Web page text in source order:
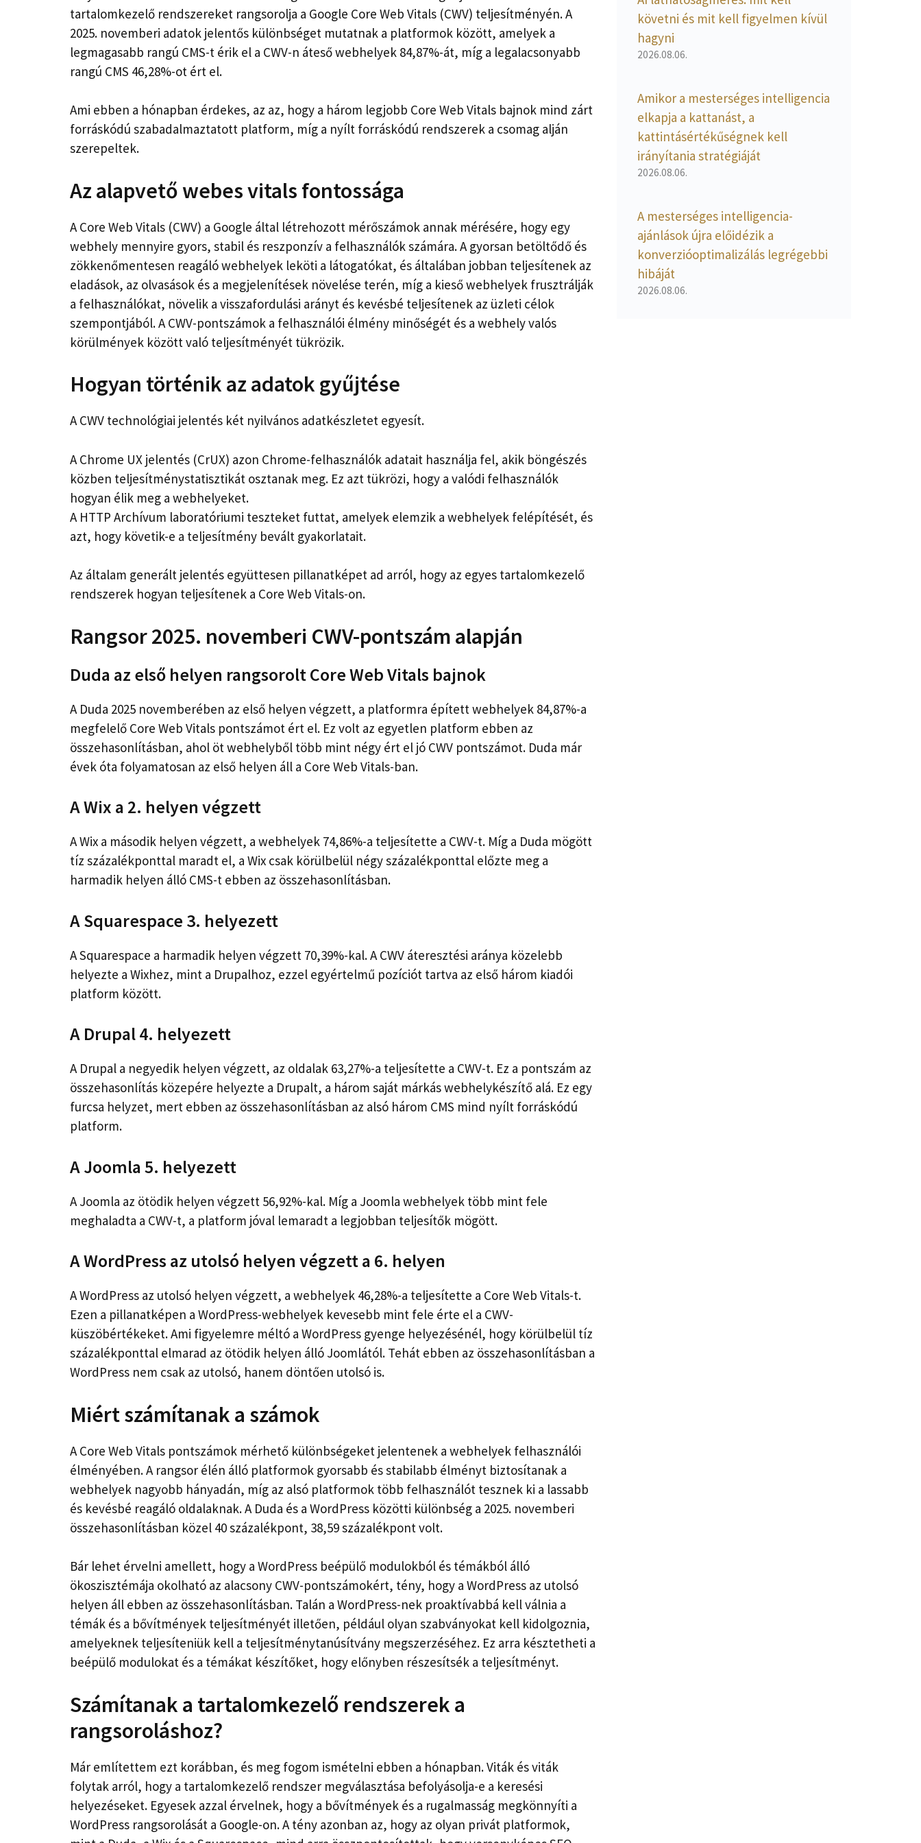
tartalomkezelő rendszereket rangsorolja a Google Core Web Vitals (CWV) teljesítményén. A
2025. novemberi adatok jelentős különbséget mutatnak a platformok között, amelyek a
legmagasabb rangú CMS-t érik el a CWV-n áteső webhelyek 84,87%-át, míg a legalacsonyabb
rangú CMS 46,28%-ot ért el.
Ami ebben a hónapban érdekes, az az, hogy a három legjobb Core Web Vitals bajnok mind zárt
forráskódú szabadalmaztatott platform, míg a nyílt forráskódú rendszerek a csomag alján
szerepeltek.
Az alapvető webes vitals fontossága
A Core Web Vitals (CWV) a Google által létrehozott mérőszámok annak mérésére, hogy egy
webhely mennyire gyors, stabil és reszponzív a felhasználók számára. A gyorsan betöltődő és
zökkenőmentesen reagáló webhelyek leköti a látogatókat, és általában jobban teljesítenek az
eladások, az olvasások és a megjelenítések növelése terén, míg a kieső webhelyek frusztrálják
a felhasználókat, növelik a visszafordulási arányt és kevésbé teljesítenek az üzleti célok
szempontjából. A CWV-pontszámok a felhasználói élmény minőségét és a webhely valós
körülmények között való teljesítményét tükrözik.
Hogyan történik az adatok gyűjtése
A CWV technológiai jelentés két nyilvános adatkészletet egyesít.
A Chrome UX jelentés (CrUX) azon Chrome-felhasználók adatait használja fel, akik böngészés
közben teljesítménystatisztikát osztanak meg. Ez azt tükrözi, hogy a valódi felhasználók
hogyan élik meg a webhelyeket.
A HTTP Archívum laboratóriumi teszteket futtat, amelyek elemzik a webhelyek felépítését, és
azt, hogy követik-e a teljesítmény bevált gyakorlatait.
Az általam generált jelentés együttesen pillanatképet ad arról, hogy az egyes tartalomkezelő
rendszerek hogyan teljesítenek a Core Web Vitals-on.
Rangsor 2025. novemberi CWV-pontszám alapján
Duda az első helyen rangsorolt ​​Core Web Vitals bajnok
A Duda 2025 novemberében az első helyen végzett, a platformra épített webhelyek 84,87%-a
megfelelő Core Web Vitals pontszámot ért el. Ez volt az egyetlen platform ebben az
összehasonlításban, ahol öt webhelyből több mint négy ért el jó CWV pontszámot. Duda már
évek óta folyamatosan az első helyen áll a Core Web Vitals-ban.
A Wix a 2. helyen végzett
A Wix a második helyen végzett, a webhelyek 74,86%-a teljesítette a CWV-t. Míg a Duda mögött
tíz százalékponttal maradt el, a Wix csak körülbelül négy százalékponttal előzte meg a
harmadik helyen álló CMS-t ebben az összehasonlításban.
A Squarespace 3. helyezett
A Squarespace a harmadik helyen végzett 70,39%-kal. A CWV áteresztési aránya közelebb
helyezte a Wixhez, mint a Drupalhoz, ezzel egyértelmű pozíciót tartva az első három kiadói
platform között.
A Drupal 4. helyezett
A Drupal a negyedik helyen végzett, az oldalak 63,27%-a teljesítette a CWV-t. Ez a pontszám az
összehasonlítás közepére helyezte a Drupalt, a három saját márkás webhelykészítő alá. Ez egy
furcsa helyzet, mert ebben az összehasonlításban az alsó három CMS mind nyílt forráskódú
platform.
A Joomla 5. helyezett
A Joomla az ötödik helyen végzett 56,92%-kal. Míg a Joomla webhelyek több mint fele
meghaladta a CWV-t, a platform jóval lemaradt a legjobban teljesítők mögött.
A WordPress az utolsó helyen végzett a 6. helyen
A WordPress az utolsó helyen végzett, a webhelyek 46,28%-a teljesítette a Core Web Vitals-t.
Ezen a pillanatképen a WordPress-webhelyek kevesebb mint fele érte el a CWV-
küszöbértékeket. Ami figyelemre méltó a WordPress gyenge helyezésénél, hogy körülbelül tíz
százalékponttal elmarad az ötödik helyen álló Joomlától. Tehát ebben az összehasonlításban a
WordPress nem csak az utolsó, hanem döntően utolsó is.
Miért számítanak a számok
A Core Web Vitals pontszámok mérhető különbségeket jelentenek a webhelyek felhasználói
élményében. A rangsor élén álló platformok gyorsabb és stabilabb élményt biztosítanak a
webhelyek nagyobb hányadán, míg az alsó platformok több felhasználót tesznek ki a lassabb
és kevésbé reagáló oldalaknak. A Duda és a WordPress közötti különbség a 2025. novemberi
összehasonlításban közel 40 százalékpont, 38,59 százalékpont volt.
Bár lehet érvelni amellett, hogy a WordPress beépülő modulokból és témákból álló
ökoszisztémája okolható az alacsony CWV-pontszámokért, tény, hogy a WordPress az utolsó
helyen áll ebben az összehasonlításban. Talán a WordPress-nek proaktívabbá kell válnia a
témák és a bővítmények teljesítményét illetően, például olyan szabványokat kell kidolgoznia,
amelyeknek teljesíteniük kell a teljesítménytanúsítvány megszerzéséhez. Ez arra késztetheti a
beépülő modulokat és a témákat készítőket, hogy előnyben részesítsék a teljesítményt.
Számítanak a tartalomkezelő rendszerek a
rangsoroláshoz?
Már említettem ezt korábban, és meg fogom ismételni ebben a hónapban. Viták és viták
folytak arról, hogy a tartalomkezelő rendszer megválasztása befolyásolja-e a keresési
helyezéseket. Egyesek azzal érvelnek, hogy a bővítmények és a rugalmasság megkönnyíti a
WordPress rangsorolását a Google-on. A tény azonban az, hogy az olyan privát platformok,
követni és mit kell figyelmen kívül
hagyni
2026.08.06.
Amikor a mesterséges intelligencia
elkapja a kattanást, a
kattintásértékűségnek kell
irányítania stratégiáját
2026.08.06.
A mesterséges intelligencia-
ajánlások újra előidézik a
konverzióoptimalizálás legrégebbi
hibáját
2026.08.06.